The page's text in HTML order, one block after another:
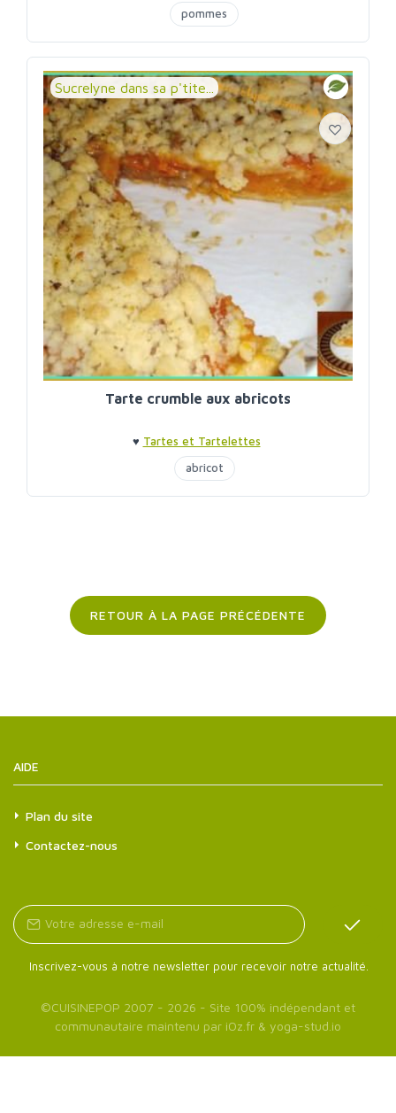
pommes
Sucrelyne dans sa p'tite...
Tarte crumble aux abricots
♥ Tartes et Tartelettes
abricot
RETOUR À LA PAGE PRÉCÉDENTE
AIDE
Plan du site
Contactez-nous
Inscrivez-vous à notre newsletter pour recevoir notre actualité.
©CUISINEPOP 2007 - 2026 - Site 100% indépendant et
communautaire maintenu par iOz.fr & yoga-stud.io